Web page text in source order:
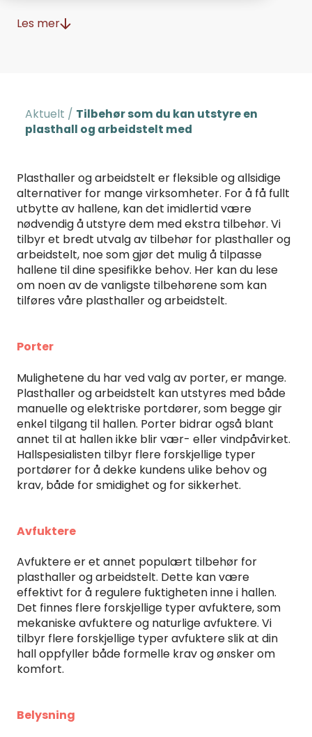
Les mer
Aktuelt / Tilbehør som du kan utstyre en
plasthall og arbeidstelt med
Plasthaller og arbeidstelt er fleksible og allsidige
alternativer for mange virksomheter. For å få fullt
utbytte av hallene, kan det imidlertid være
nødvendig å utstyre dem med ekstra tilbehør. Vi
tilbyr et bredt utvalg av tilbehør for plasthaller og
arbeidstelt, noe som gjør det mulig å tilpasse
hallene til dine spesifikke behov. Her kan du lese
om noen av de vanligste tilbehørene som kan
tilføres våre plasthaller og arbeidstelt.
Porter
Mulighetene du har ved valg av porter, er mange.
Plasthaller og arbeidstelt kan utstyres med både
manuelle og elektriske portdører, som begge gir
enkel tilgang til hallen. Porter bidrar også blant
annet til at hallen ikke blir vær- eller vindpåvirket.
Hallspesialisten tilbyr flere forskjellige typer
portdører for å dekke kundens ulike behov og
krav, både for smidighet og for sikkerhet.
Avfuktere
Avfuktere er et annet populært tilbehør for
plasthaller og arbeidstelt. Dette kan være
effektivt for å regulere fuktigheten inne i hallen.
Det finnes flere forskjellige typer avfuktere, som
mekaniske avfuktere og naturlige avfuktere. Vi
tilbyr flere forskjellige typer avfuktere slik at din
hall oppfyller både formelle krav og ønsker om
komfort.
Belysning